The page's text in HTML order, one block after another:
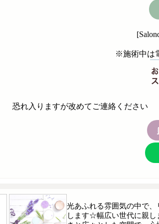
※施術中は
恐れ入りますが改めてご連絡ください
光あふれる雰囲気の中で
します☆幅広い世代に親し